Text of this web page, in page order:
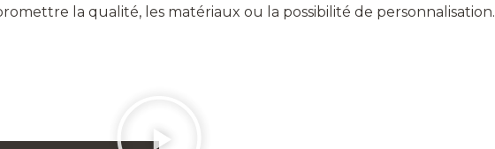
la qualité, les matériaux ou la possibilité de personnalisation.